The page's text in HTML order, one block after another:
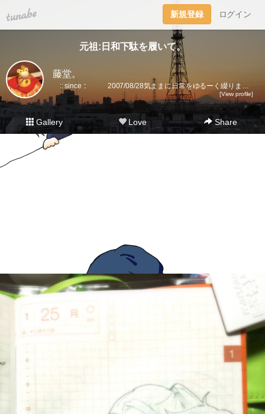
tuna.be 新規登録 ログイン
元祖:日和下駄を履いて。
藤堂。
:: since :: 2007/08/28気ままに日常をゆるーく綴ります。▼趣味丸出し。▼トラベラーズノート愛好家。 →書籍に一部載せていただきました★(奇跡)▼小さいノート活用術▼FLEXNOTEも活用しています。▼他、手帳・文房具大好き。▼2018に都内→田舎に移住。▼プラ板・レジン・手芸などハンドメイドをたまに▼メインはインスタです。
[View profile]
Gallery Love Share